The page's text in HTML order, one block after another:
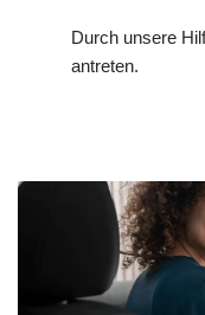
Durch unsere
antreten.